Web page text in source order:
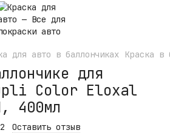
для авто в баллончиках Краска в
для
Color Eloxal
400мл
Оставить отзыв